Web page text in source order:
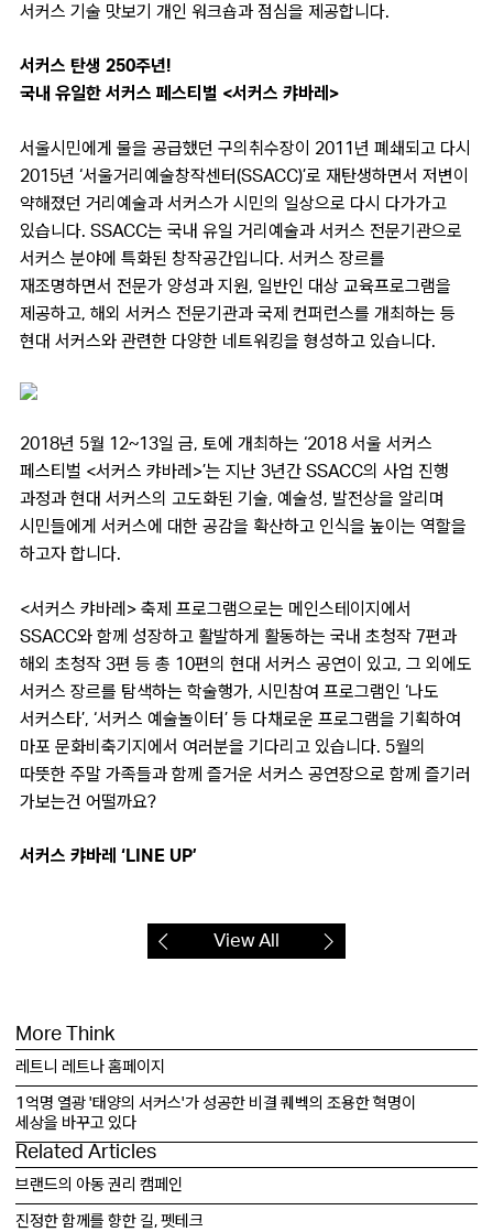
서커스 기술 맛보기 개인 워크숍과 점심을 제공합니다.
서커스 탄생 250주년!
국내 유일한 서커스 페스티벌 <서커스 캬바레>
서울시민에게 물을 공급했던 구의취수장이 2011년 폐쇄되고 다시
2015년 ‘서울거리예술창작센터(SSACC)’로 재탄생하면서 저변이
약해졌던 거리예술과 서커스가 시민의 일상으로 다시 다가가고
있습니다. SSACC는 국내 유일 거리예술과 서커스 전문기관으로
서커스 분야에 특화된 창작공간입니다. 서커스 장르를
재조명하면서 전문가 양성과 지원, 일반인 대상 교육프로그램을
제공하고, 해외 서커스 전문기관과 국제 컨퍼런스를 개최하는 등
현대 서커스와 관련한 다양한 네트워킹을 형성하고 있습니다.
2018년 5월 12~13일 금, 토에 개최하는 ‘2018 서울 서커스
페스티벌 <서커스 캬바레>’는 지난 3년간 SSACC의 사업 진행
과정과 현대 서커스의 고도화된 기술, 예술성, 발전상을 알리며
시민들에게 서커스에 대한 공감을 확산하고 인식을 높이는 역할을
하고자 합니다.
<서커스 캬바레> 축제 프로그램으로는 메인스테이지에서
SSACC와 함께 성장하고 활발하게 활동하는 국내 초청작 7편과
해외 초청작 3편 등 총 10편의 현대 서커스 공연이 있고, 그 외에도
서커스 장르를 탐색하는 학술행가, 시민참여 프로그램인 ‘나도
서커스타’, ‘서커스 예술놀이터’ 등 다채로운 프로그램을 기획하여
마포 문화비축기지에서 여러분을 기다리고 있습니다. 5월의
따뜻한 주말 가족들과 함께 즐거운 서커스 공연장으로 함께 즐기러
가보는건 어떨까요?
서커스 캬바레 ‘LINE UP’
View All
More Think
레트니 레트나 홈페이지
1억명 열광 '태양의 서커스'가 성공한 비결 퀘벡의 조용한 혁명이
세상을 바꾸고 있다
Related Articles
브랜드의 아동 권리 캠페인
진정한 함께를 향한 길, 펫테크